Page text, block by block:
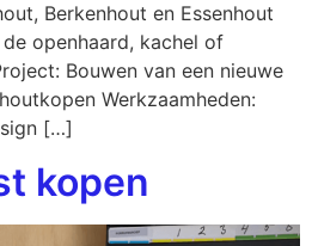
Berkenhout en Essenhout
openhaard, kachel of
Bouwen van een nieuwe
Werkzaamheden:
[…]
kopen